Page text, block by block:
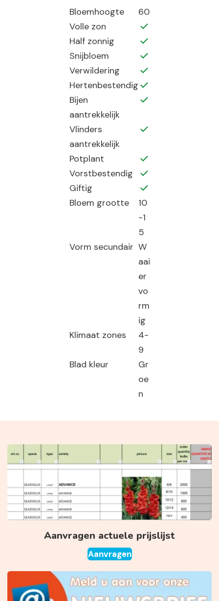
Bloemhoogte
60
Volle zon
Half zonnig
Snijbloem
Verwildering
Hertenbestendig
Bijen
aantrekkelijk
Vlinders
aantrekkelijk
Potplant
Vorstbestendig
Giftig
Bloem grootte
10
-1
5
Vorm secundair W
aai
er
vo
rm
ig
Klimaat zones
4-
9
Blad kleur
Gr
oe
n
Aanvragen actuele prijslijst
Aanvragen